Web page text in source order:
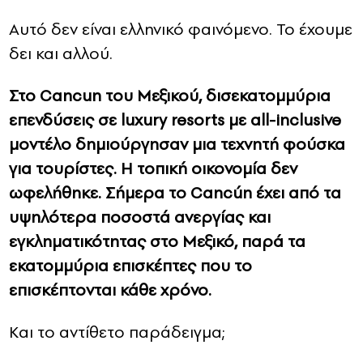
Αυτό δεν είναι ελληνικό φαινόμενο. Το έχουμε
δει και αλλού.
Στο Cancun του Μεξικού, δισεκατομμύρια
επενδύσεις σε luxury resorts με all-inclusive
μοντέλο δημιούργησαν μια τεχνητή φούσκα
για τουρίστες. Η τοπική οικονομία δεν
ωφελήθηκε. Σήμερα το Cancún έχει από τα
υψηλότερα ποσοστά ανεργίας και
εγκληματικότητας στο Μεξικό, παρά τα
εκατομμύρια επισκέπτες που το
επισκέπτονται κάθε χρόνο.
Και το αντίθετο παράδειγμα;